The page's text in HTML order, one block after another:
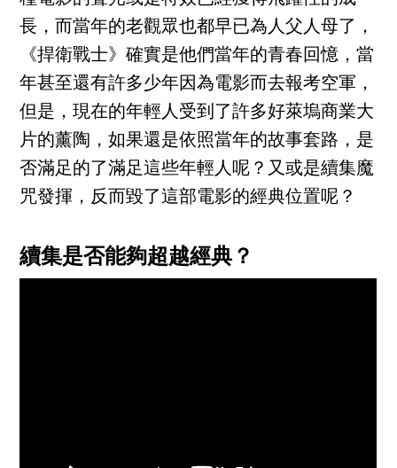
長，而當年的老觀眾也都早已為人父人母了，
《捍衛戰士》確實是他們當年的青春回憶，當
年甚至還有許多少年因為電影而去報考空軍，
但是，現在的年輕人受到了許多好萊塢商業大
片的薰陶，如果還是依照當年的故事套路，是
否滿足的了滿足這些年輕人呢？又或是續集魔
咒發揮，反而毀了這部電影的經典位置呢？
續集是否能夠超越經典？